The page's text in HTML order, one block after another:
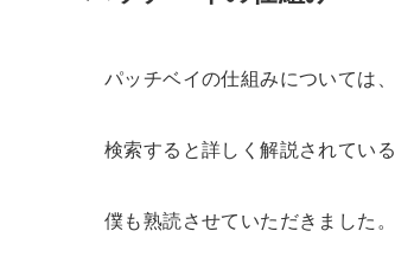
パッチベイの仕組みについては、
検索すると詳しく解説されている
僕も熟読させていただきました。